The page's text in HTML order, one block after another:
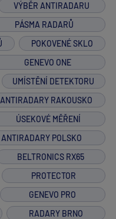
VÝBĚR ANTIRADARU
PÁSMA RADARŮ
POKOVENÉ SKLO
GENEVO ONE
UMÍSTĚNÍ DETEKTORU
ANTIRADARY RAKOUSKO
ÚSEKOVÉ MĚŘENÍ
ANTIRADARY POLSKO
BELTRONICS RX65
PROTECTOR
GENEVO PRO
RADARY BRNO